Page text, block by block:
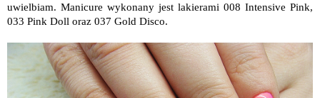
uwielbiam. Manicure wykonany jest lakierami 008 Intensive Pink,
033 Pink Doll oraz 037 Gold Disco.